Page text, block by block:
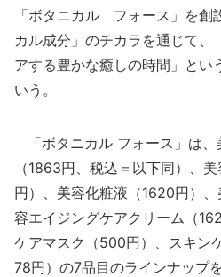
「ボタニカル フォース」を創
カル成分」のチカラを通じて、
アする豊かな癒しの時間」とい
いう。
「ボタニカル フォース」は、
（1863円、税込＝以下同）、
円）、美容化粧液（1620円）
容エイジングケアクリーム（
ケアマスク（500円）、スキン
78円）の7品目のラインナップ